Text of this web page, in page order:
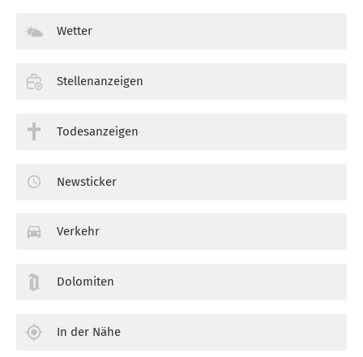
Wetter
Stellenanzeigen
Todesanzeigen
Newsticker
Verkehr
Dolomiten
In der Nähe